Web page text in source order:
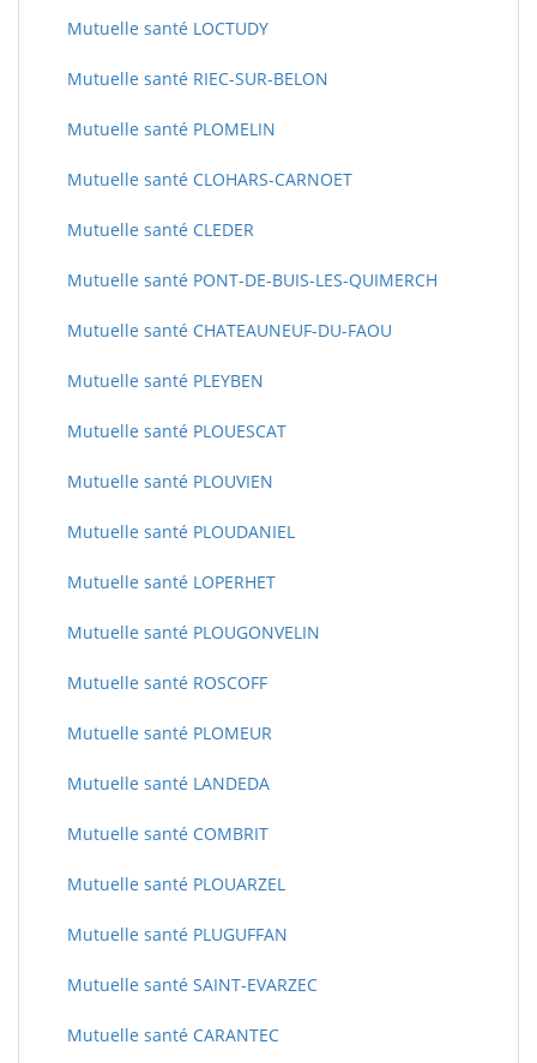
Mutuelle santé LOCTUDY
Mutuelle santé RIEC-SUR-BELON
Mutuelle santé PLOMELIN
Mutuelle santé CLOHARS-CARNOET
Mutuelle santé CLEDER
Mutuelle santé PONT-DE-BUIS-LES-QUIMERCH
Mutuelle santé CHATEAUNEUF-DU-FAOU
Mutuelle santé PLEYBEN
Mutuelle santé PLOUESCAT
Mutuelle santé PLOUVIEN
Mutuelle santé PLOUDANIEL
Mutuelle santé LOPERHET
Mutuelle santé PLOUGONVELIN
Mutuelle santé ROSCOFF
Mutuelle santé PLOMEUR
Mutuelle santé LANDEDA
Mutuelle santé COMBRIT
Mutuelle santé PLOUARZEL
Mutuelle santé PLUGUFFAN
Mutuelle santé SAINT-EVARZEC
Mutuelle santé CARANTEC